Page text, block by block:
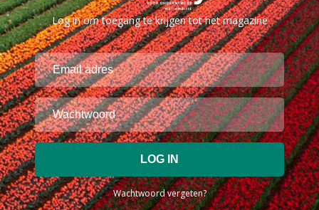
Log in om toegang te krijgen tot het magazine
Wachtwoord vergeten?